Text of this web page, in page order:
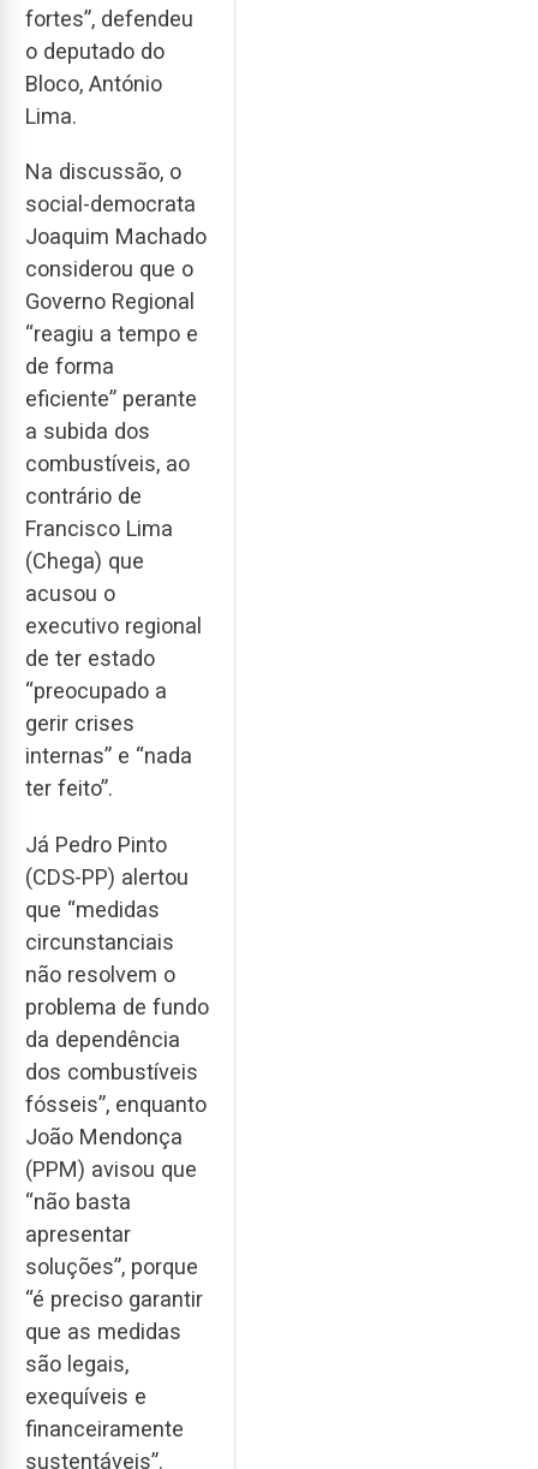
fortes”, defendeu
o deputado do
Bloco, António
Lima.
Na discussão, o
social-democrata
Joaquim Machado
considerou que o
Governo Regional
“reagiu a tempo e
de forma
eficiente” perante
a subida dos
combustíveis, ao
contrário de
Francisco Lima
(Chega) que
acusou o
executivo regional
de ter estado
“preocupado a
gerir crises
internas” e “nada
ter feito”.
Já Pedro Pinto
(CDS-PP) alertou
que “medidas
circunstanciais
não resolvem o
problema de fundo
da dependência
dos combustíveis
fósseis”, enquanto
João Mendonça
(PPM) avisou que
“não basta
apresentar
soluções”, porque
“é preciso garantir
que as medidas
são legais,
exequíveis e
financeiramente
sustentáveis”.